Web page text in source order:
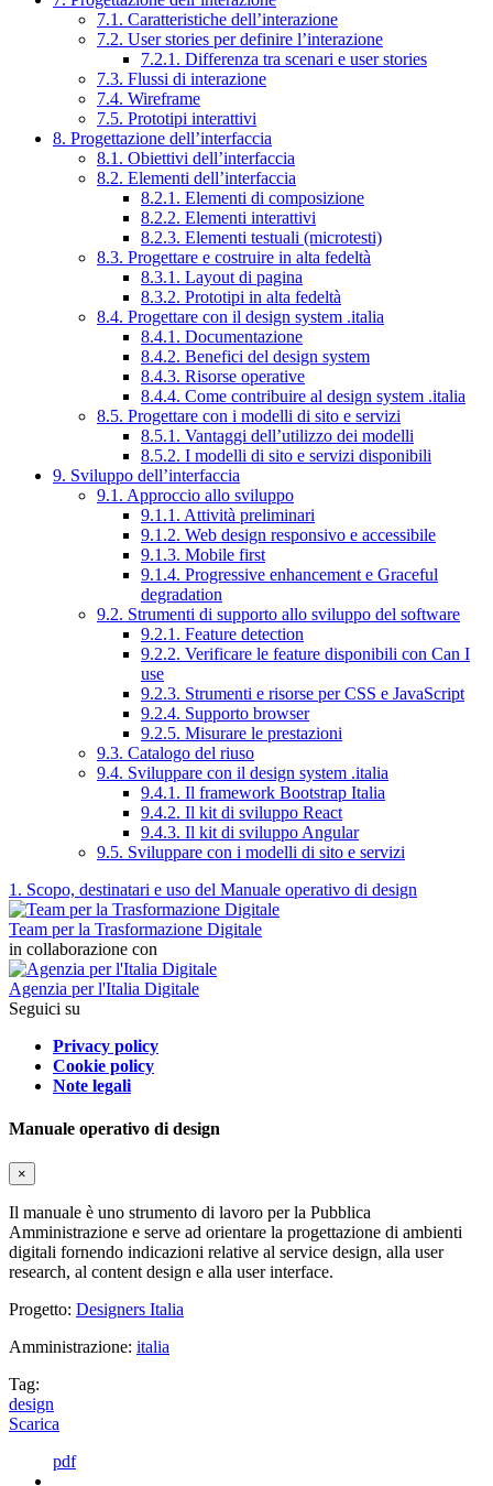
7.1. Caratteristiche dell’interazione
7.2. User stories per definire l’interazione
7.2.1. Differenza tra scenari e user stories
7.3. Flussi di interazione
7.4. Wireframe
7.5. Prototipi interattivi
8. Progettazione dell’interfaccia
8.1. Obiettivi dell’interfaccia
8.2. Elementi dell’interfaccia
8.2.1. Elementi di composizione
8.2.2. Elementi interattivi
8.2.3. Elementi testuali (microtesti)
8.3. Progettare e costruire in alta fedeltà
8.3.1. Layout di pagina
8.3.2. Prototipi in alta fedeltà
8.4. Progettare con il design system .italia
8.4.1. Documentazione
8.4.2. Benefici del design system
8.4.3. Risorse operative
8.4.4. Come contribuire al design system .italia
8.5. Progettare con i modelli di sito e servizi
8.5.1. Vantaggi dell’utilizzo dei modelli
8.5.2. I modelli di sito e servizi disponibili
9. Sviluppo dell’interfaccia
9.1. Approccio allo sviluppo
9.1.1. Attività preliminari
9.1.2. Web design responsivo e accessibile
9.1.3. Mobile first
9.1.4. Progressive enhancement e Graceful
degradation
9.2. Strumenti di supporto allo sviluppo del software
9.2.1. Feature detection
9.2.2. Verificare le feature disponibili con Can I
use
9.2.3. Strumenti e risorse per CSS e JavaScript
9.2.4. Supporto browser
9.2.5. Misurare le prestazioni
9.3. Catalogo del riuso
9.4. Sviluppare con il design system .italia
9.4.1. Il framework Bootstrap Italia
9.4.2. Il kit di sviluppo React
9.4.3. Il kit di sviluppo Angular
9.5. Sviluppare con i modelli di sito e servizi
1. Scopo, destinatari e uso del Manuale operativo di design
Team per la Trasformazione Digitale
in collaborazione con
Agenzia per l'Italia Digitale
Seguici su
Privacy policy
Cookie policy
Note legali
Manuale operativo di design
×
Il manuale è uno strumento di lavoro per la Pubblica
Amministrazione e serve ad orientare la progettazione di ambienti
digitali fornendo indicazioni relative al service design, alla user
research, al content design e alla user interface.
Progetto: Designers Italia
Amministrazione: italia
Tag:
design
Scarica
pdf